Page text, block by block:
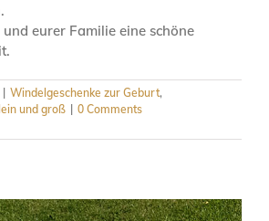
eurer Familie eine schöne
Windelgeschenke zur Geburt,
und groß
0 Comments